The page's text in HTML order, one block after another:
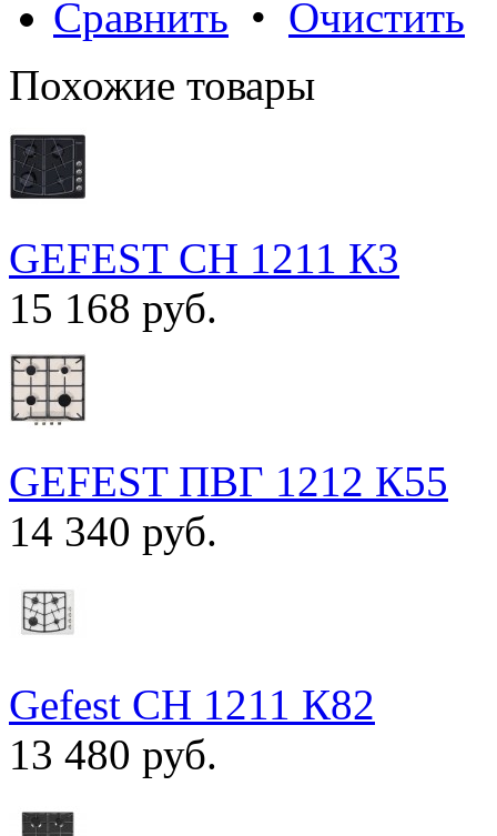
Сравнить • Очистить
Похожие товары
GEFEST СН 1211 К3
15 168 руб.
GEFEST ПВГ 1212 К55
14 340 руб.
Gefest СН 1211 К82
13 480 руб.